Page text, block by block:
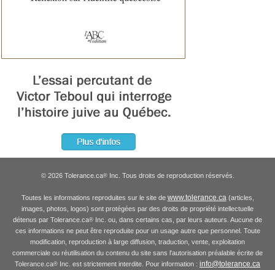
© 2026 Tolerance.ca®Inc. Tous droits de reproduction réservés.
Toutes les informations reproduites sur le site de www.tolerance.ca(articles,
images, photos, logos) sont protégées par des droits de propriété intellectuelle
détenus par Tolerance.ca® Inc. ou, dans certains cas, par leurs auteurs. Aucune de
ces informations ne peut être reproduite pour un usage autre que personnel. Toute
modification, reproduction à large diffusion, traduction, vente, exploitation
commerciale ou réutilisation du contenu du site sans l'autorisation préalable écrite de
Tolerance.ca® Inc. est strictement interdite. Pour information : info@tolerance.ca